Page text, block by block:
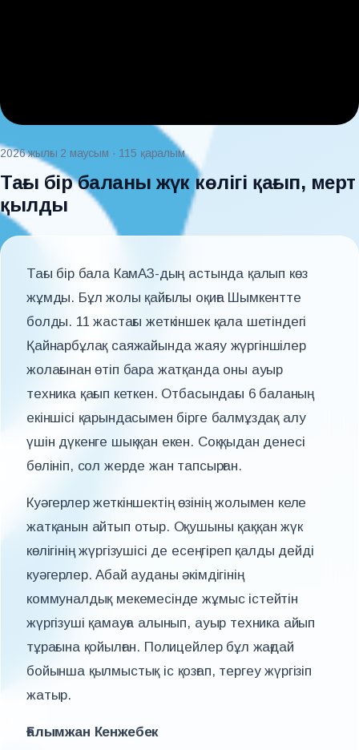
2026 жылғы 2 маусым · 115 қаралым
Тағы бір баланы жүк көлігі қағып, мерт
қылды
Тағы бір бала КамАЗ-дың астында қалып көз
жұмды. Бұл жолы қайғылы оқиға Шымкентте
болды. 11 жастағы жеткіншек қала шетіндегі
Қайнарбұлақ саяжайында жаяу жүргіншілер
жолағынан өтіп бара жатқанда оны ауыр
техника қағып кеткен. Отбасындағы 6 баланың
екіншісі қарындасымен бірге балмұздақ алу
үшін дүкенге шыққан екен. Соққыдан денесі
бөлініп, сол жерде жан тапсырған.
Куәгерлер жеткіншектің өзінің жолымен келе
жатқанын айтып отыр. Оқушыны қаққан жүк
көлігінің жүргізушісі де есеңгіреп қалды дейді
куәгерлер. Абай ауданы әкімдігінің
коммуналдық мекемесінде жұмыс істейтін
жүргізуші қамауға алынып, ауыр техника айып
тұрағына қойылған. Полицейлер бұл жағдай
бойынша қылмыстық іс қозғап, тергеу жүргізіп
жатыр.
Ғалымжан Кенжебек